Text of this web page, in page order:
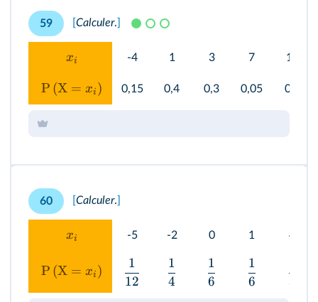
59 Calculer.
xi -4 1 3 7 12
P (X = xi ) 0,15 0,4 0,3 0,05 0,1
60 Calculer.
xi -5 -2 0 1 4
P (X = xi )
12
1
4
1
6
1
6
1
3